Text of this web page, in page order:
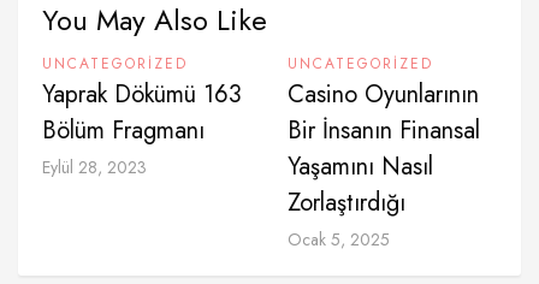
You May Also Like
UNCATEGORIZED
Yaprak Dökümü 163
Bölüm Fragmanı
Eylül 28, 2023
UNCATEGORIZED
Casino Oyunlarının
Bir İnsanın Finansal
Yaşamını Nasıl
Zorlaştırdığı
Ocak 5, 2025